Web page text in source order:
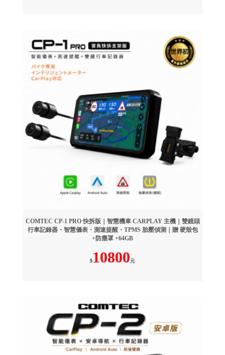
COMTEC CP-1 PRO 快拆版｜智慧機車 CARPLAY 主機｜雙鏡頭
行車記錄器・智慧儀表・測速提醒・TPMS 胎壓偵測｜贈 硬殼包
+防塵罩 +64GB
$10800元